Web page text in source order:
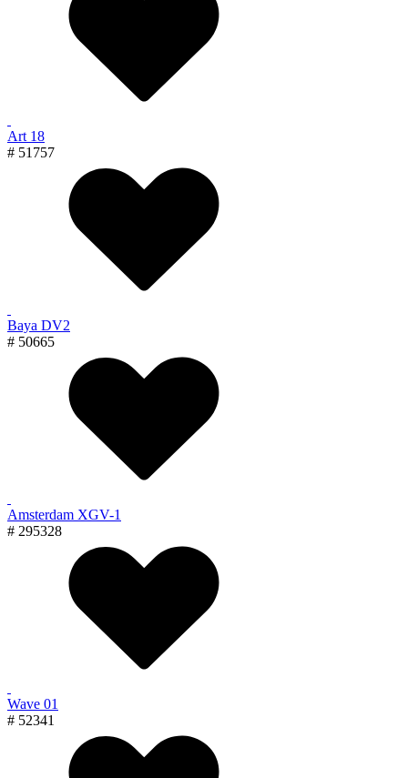
Art 18
# 51757
Baya DV2
# 50665
Amsterdam XGV-1
# 295328
Wave 01
# 52341